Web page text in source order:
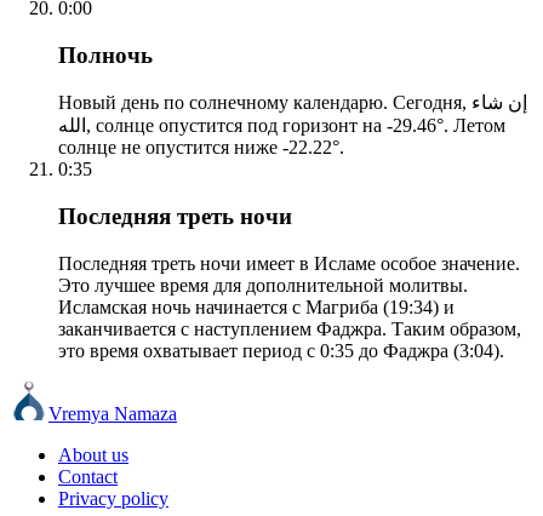
0:00
Полночь
Новый день по солнечному календарю. Сегодня, إن شاء
الله, солнце опустится под горизонт на -29.46°. Летом
солнце не опустится ниже -22.22°.
0:35
Последняя треть ночи
Последняя треть ночи имеет в Исламе особое значение.
Это лучшее время для дополнительной молитвы.
Исламская ночь начинается с Магриба (19:34) и
заканчивается с наступлением Фаджра. Таким образом,
это время охватывает период с 0:35 до Фаджра (3:04).
Vremya Namaza
About us
Contact
Privacy policy